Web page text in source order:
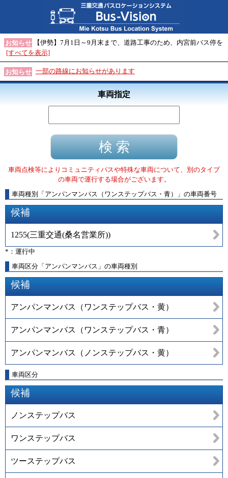
お知らせ
【伊勢】7月1日～9月末まで、道路工事のため、内宮前バス停を
[すべてを表示]
お知らせ 一部の路線にお知らせがあります
車両指定
車両点検等によりコミュニティバスや特殊な車両について、別のタイプ
の車両で運行する場合がございます。
車両種別
「 アンパンマンバス（ワンステップバス・青） 」 の車両番号
候補
1255(三重交通(桑名営業所))
*：運行中
車両区分「アンパンマンバス」の車両種別
候補
アンパンマンバス（ワンステップバス・黄）
アンパンマンバス（ワンステップバス・青）
アンパンマンバス（ノンステップバス・黄）
車両区分
候補
ノンステップバス
ワンステップバス
ツーステップバス